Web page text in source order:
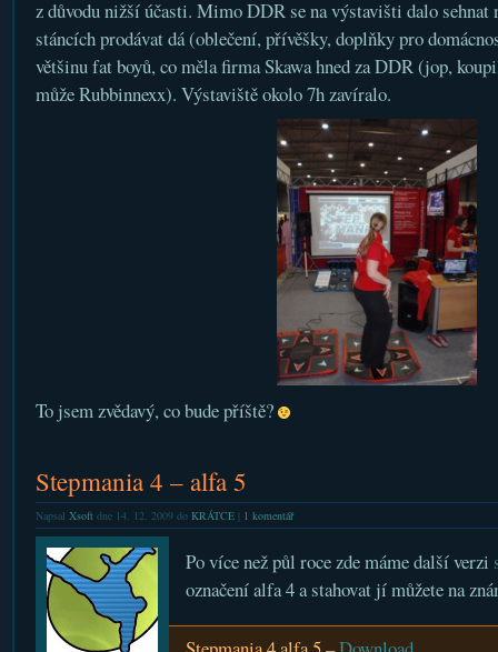
z důvodu nižší účasti. Mimo DDR se na výstavišti dalo sehnat
stáncích prodávat dá (oblečení, přívěšky, doplňky pro
většinu fat boyů, co měla firma Skawa hned za DDR (jop,
může Rubbinnexx). Výstaviště okolo 7h zavíralo.
To jsem zvědavý, co bude příště?
Stepmania 4 – alfa 5
Napsal Xsoftdne 14. 12. 2009 do KRÁTCE| 1 komentář
Po více než půl roce zde máme další verzi
označení alfa 4 a stahovat jí můžete na